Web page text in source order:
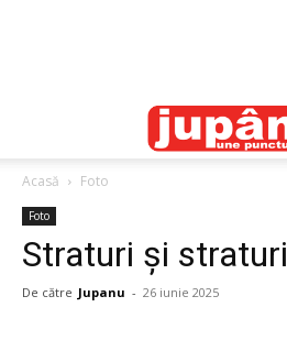
Acasă Foto
Foto
Straturi și straturi
De către Jupanu - 26 iunie 2025